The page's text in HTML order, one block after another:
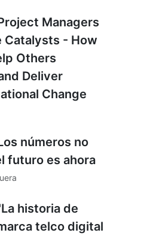
Managers
Catalysts - How
Others
Deliver
Change
números no
futuro es ahora
historia de
telco digital